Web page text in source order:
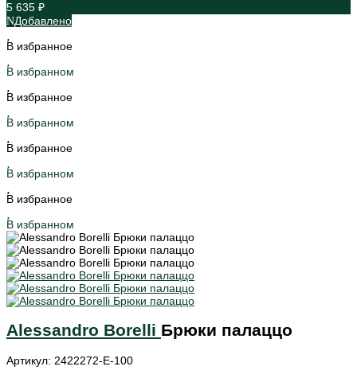
5 635 ₽
Добавлено
В избранное
В избранном
В избранное
В избранном
В избранное
В избранном
В избранное
В избранном
Alessandro Borelli Брюки палаццо
Артикул: 2422272-E-100